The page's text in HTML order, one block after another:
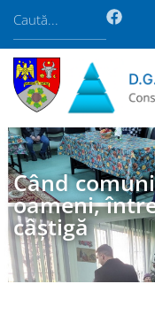
Când
oameni,
câștigă